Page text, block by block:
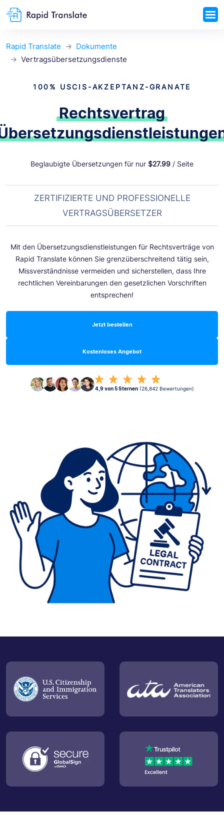
Rapid Translate
Dokumente
Vertragsübersetzungsdienste
100% USCIS-AKZEPTANZ-GRANATE
Rechtsvertrag
Beglaubigte Übersetzungen für nur $27.99 / Seite
ZERTIFIZIERTE UND PROFESSIONELLE
VERTRAGSÜBERSETZER
Mit den Übersetzungsdienstleistungen für Rechtsverträge von
Rapid Translate können Sie grenzüberschreitend tätig sein,
Missverständnisse vermeiden und sicherstellen, dass Ihre
rechtlichen Vereinbarungen den gesetzlichen Vorschriften
entsprechen!
Jetzt bestellen
Kostenloses Angebot
4,9 von 5 Sternen (26,842 Bewertungen)